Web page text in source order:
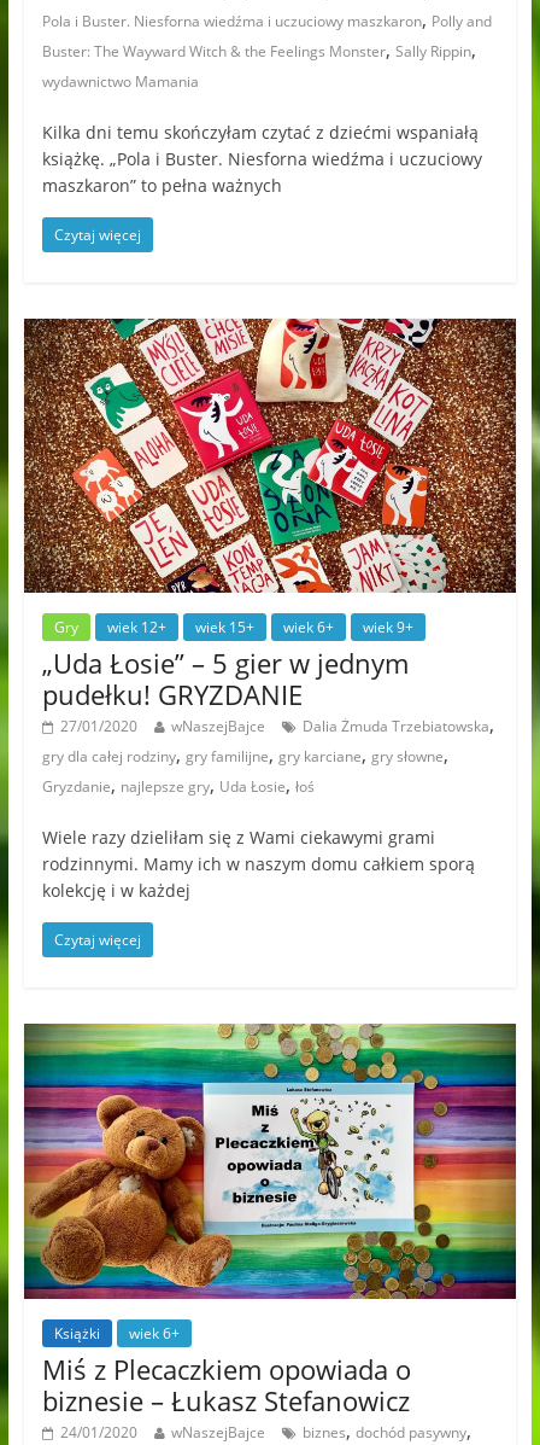
Pola i Buster. Niesforna wiedźma i uczuciowy maszkaron, Polly and
Buster: The Wayward Witch & the Feelings Monster, Sally Rippin,
wydawnictwo Mamania
Kilka dni temu skończyłam czytać z dziećmi wspaniałą
książkę. „Pola i Buster. Niesforna wiedźma i uczuciowy
maszkaron” to pełna ważnych
Czytaj więcej
Gry wiek 12+ wiek 15+ wiek 6+ wiek 9+
„Uda Łosie” – 5 gier w jednym
pudełku! GRYZDANIE
27/01/2020 wNaszejBajce Dalia Żmuda Trzebiatowska,
gry dla całej rodziny, gry familijne, gry karciane, gry słowne,
Gryzdanie, najlepsze gry, Uda Łosie, łoś
Wiele razy dzieliłam się z Wami ciekawymi grami
rodzinnymi. Mamy ich w naszym domu całkiem sporą
kolekcję i w każdej
Czytaj więcej
Książki wiek 6+
Miś z Plecaczkiem opowiada o
biznesie – Łukasz Stefanowicz
24/01/2020 wNaszejBajce biznes, dochód pasywny,